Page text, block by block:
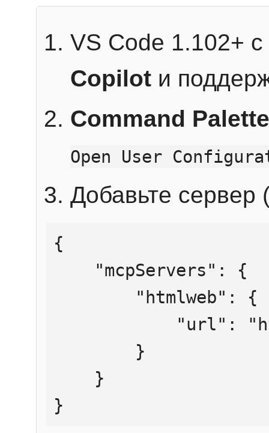
VS Code 1.102+
Copilot и
Command Palette
Open User
Добавьте сервер
{
}